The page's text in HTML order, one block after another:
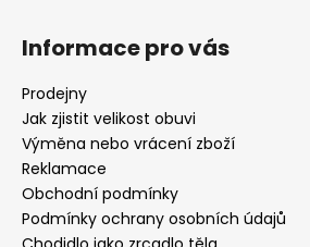
Informace pro vás
Prodejny
Jak zjistit velikost obuvi
Výměna nebo vrácení zboží
Reklamace
Obchodní podmínky
Podmínky ochrany osobních údajů